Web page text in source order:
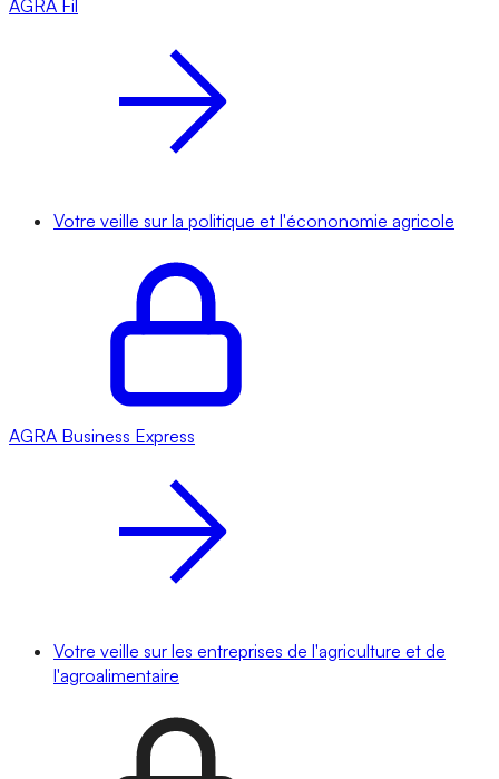
AGRA Fil
Votre veille sur la politique et l'écononomie agricole
AGRA Business Express
Votre veille sur les entreprises de l'agriculture et de
l'agroalimentaire